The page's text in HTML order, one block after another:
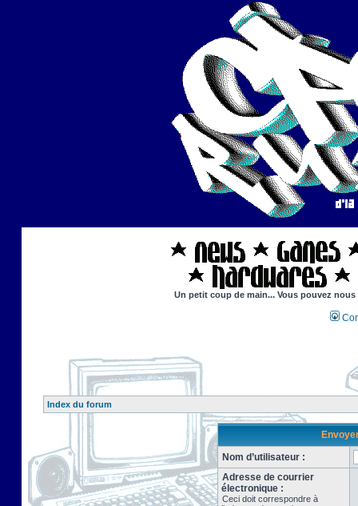
Un petit coup de main... Vous pouvez
Index du forum
Nom d’utilisateur :
Adresse de courrier
électronique :
Ceci doit correspondre à